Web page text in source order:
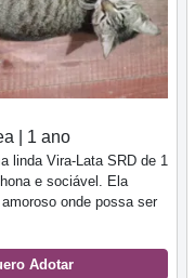
| 1 ano
linda Vira-Lata SRD de 1
e sociável. Ela
onde possa ser
Adotar